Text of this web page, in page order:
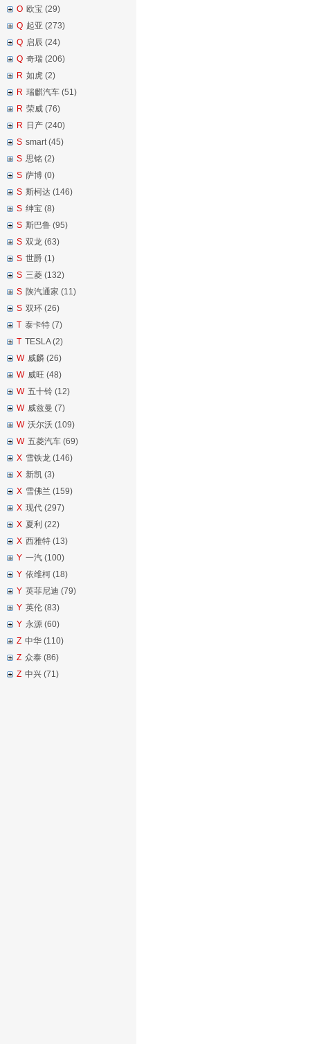
O 欧宝 (29)
Q 起亚 (273)
Q 启辰 (24)
Q 奇瑞 (206)
R 如虎 (2)
R 瑞麒汽车 (51)
R 荣威 (76)
R 日产 (240)
S smart (45)
S 思铭 (2)
S 萨博 (0)
S 斯柯达 (146)
S 绅宝 (8)
S 斯巴鲁 (95)
S 双龙 (63)
S 世爵 (1)
S 三菱 (132)
S 陕汽通家 (11)
S 双环 (26)
T 泰卡特 (7)
T TESLA (2)
W 威麟 (26)
W 威旺 (48)
W 五十铃 (12)
W 威兹曼 (7)
W 沃尔沃 (109)
W 五菱汽车 (69)
X 雪铁龙 (146)
X 新凯 (3)
X 雪佛兰 (159)
X 现代 (297)
X 夏利 (22)
X 西雅特 (13)
Y 一汽 (100)
Y 依维柯 (18)
Y 英菲尼迪 (79)
Y 英伦 (83)
Y 永源 (60)
Z 中华 (110)
Z 众泰 (86)
Z 中兴 (71)